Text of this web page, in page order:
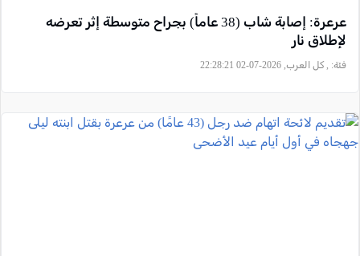
عرعرة: إصابة شاب (38 عاماً) بجراح متوسطة إثر تعرضه
لإطلاق نار
فئة: , كل العرب, 2026-07-02 22:28:21